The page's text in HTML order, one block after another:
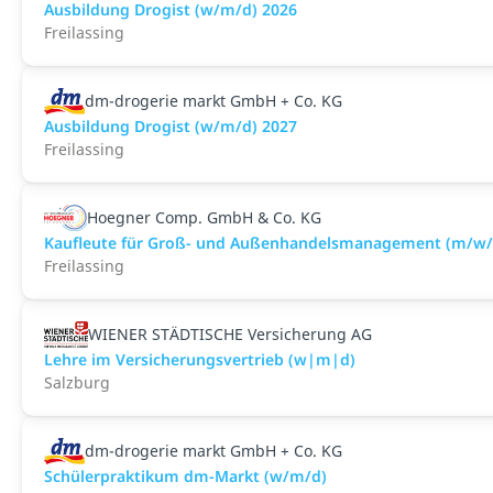
Ausbildung Drogist (w/m/d) 2026
Freilassing
dm-drogerie markt GmbH + Co. KG
Ausbildung Drogist (w/m/d) 2027
Freilassing
Hoegner Comp. GmbH & Co. KG
Kaufleute für Groß- und Außenhandelsmanagement (m/
Freilassing
WIENER STÄDTISCHE Versicherung AG
Lehre im Versicherungsvertrieb (w|m|d)
Salzburg
dm-drogerie markt GmbH + Co. KG
Schülerpraktikum dm-Markt (w/m/d)